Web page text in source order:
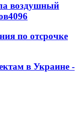
воздушный
4096
по отсрочке
в Украине -